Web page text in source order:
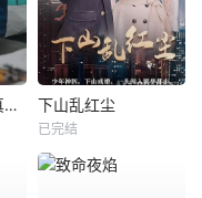
傅总，夫人这次真的死了 下山乱红尘
已完结